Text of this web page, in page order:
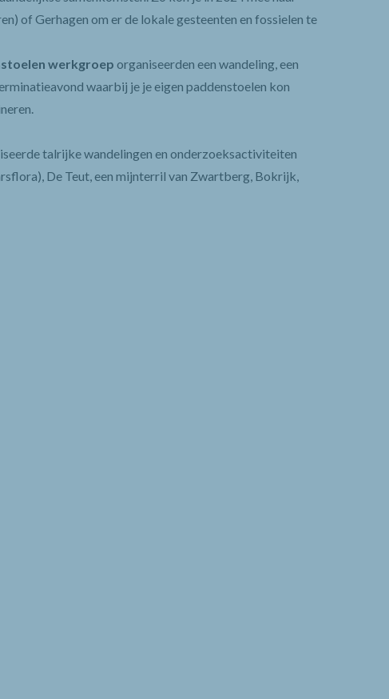
of Gerhagen om er de lokale gesteenten en fossielen te
werkgroep organiseerden een wandeling, een
waarbij je je eigen paddenstoelen kon
talrijke wandelingen en onderzoeksactiviteiten
De Teut, een mijnterril van Zwartberg, Bokrijk,